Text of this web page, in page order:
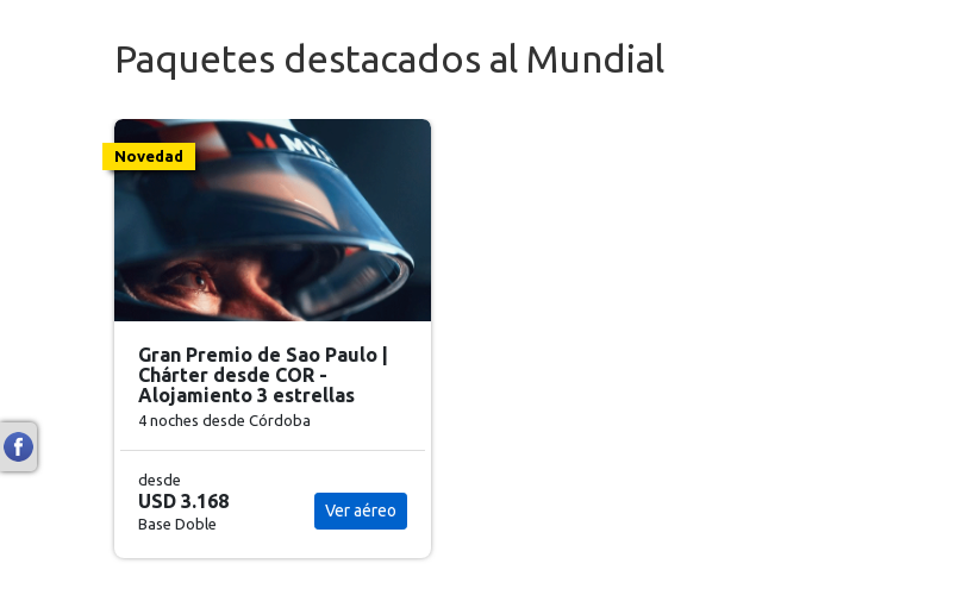
Paquetes destacados al Mundial
Novedad
Gran Premio de Sao Paulo |
Chárter desde COR -
Alojamiento 3 estrellas
4 noches desde Córdoba
desde
USD 3.168
Base Doble
Ver aéreo